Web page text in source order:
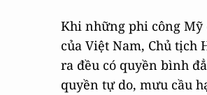
Khi những phi công Mỹ
của Việt Nam, Chủ tịch
ra đều có quyền bình
quyền tự do, mưu cầu